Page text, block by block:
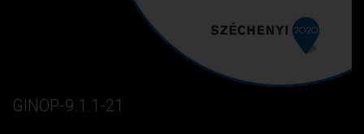
GINOP-9.1.1-21